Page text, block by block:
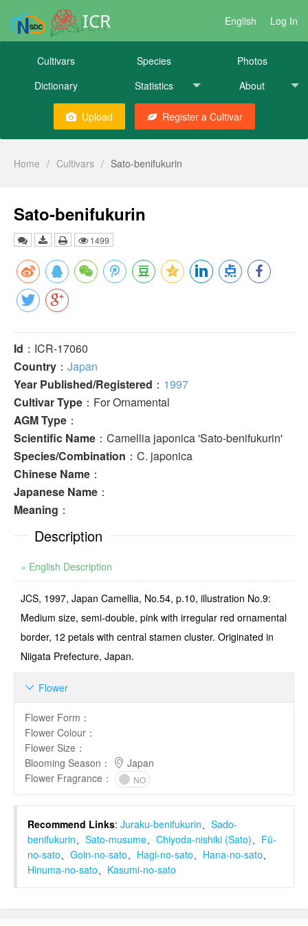
ICR English Log In
Cultivars Species
Photos
Dictionary
Statistics About
Upload Register a Cultivar
Home / Cultivars / Sato-benifukurin
Sato-benifukurin
1499
Id ：ICR-17060
Country ： Japan
Year Published/Registered ： 1997
Cultivar Type ：For Ornamental
AGM Type ：
Scientific Name ：Camellia japonica 'Sato-benifukurin'
Species/Combination ：C. japonica
Chinese Name ：
Japanese Name ：
Meaning ：
Description
» English Description
JCS, 1997, Japan Camellia, No.54, p.10, illustration No.9:
Medium size, semi-double, pink with irregular red ornamental
border, 12 petals with central stamen cluster. Originated in
Niigata Prefecture, Japan.
Flower

Flower Form ：
Flower Colour ：
Flower Size ：
Blooming Season ：
Japan
Flower Fragrance ： NO
Recommend Links: Juraku-benifukurin、 Sado-
benifukurin、 Sato-musume、 Chiyoda-nishiki (Sato)、 Fū-
no-sato、 Goin-no-sato、 Hagi-no-sato、 Hana-no-sato、
Hinuma-no-sato、 Kasumi-no-sato